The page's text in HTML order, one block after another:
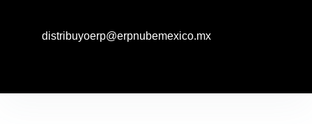
distribuyoerp@erpnubemexico.mx